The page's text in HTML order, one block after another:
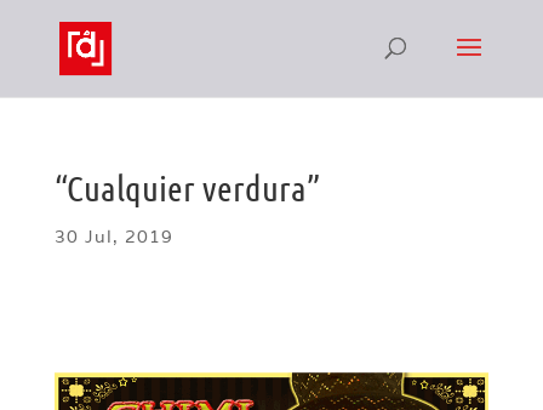
“Cualquier verdura”
30 Jul, 2019